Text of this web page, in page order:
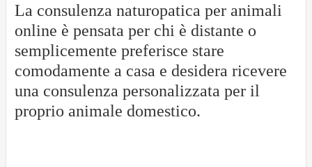
La consulenza naturopatica per animali
online è pensata per chi è distante o
semplicemente preferisce stare
comodamente a casa e desidera ricevere
una consulenza personalizzata per il
proprio animale domestico.